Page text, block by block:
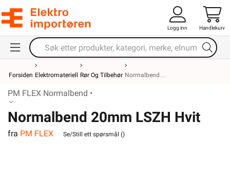
Logg inn Handlekurv
Forsiden Elektromateriell Rør Og Tilbehør Normalbend
PM FLEX Normalbend •
Normalbend 20mm LSZH Hvit
fra PM FLEX Se/Still ett spørsmål ()